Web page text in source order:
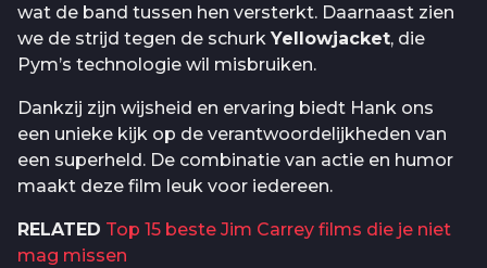
wat de band tussen hen versterkt. Daarnaast zien
we de strijd tegen de schurk Yellowjacket, die
Pym’s technologie wil misbruiken.
Dankzij zijn wijsheid en ervaring biedt Hank ons
een unieke kijk op de verantwoordelijkheden van
een superheld. De combinatie van actie en humor
maakt deze film leuk voor iedereen.
RELATED Top 15 beste Jim Carrey films die je niet
mag missen